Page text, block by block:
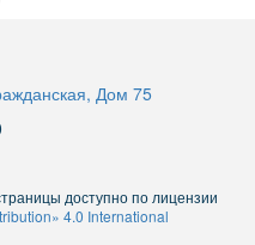
Дом 75
доступно по лицензии
4.0 International